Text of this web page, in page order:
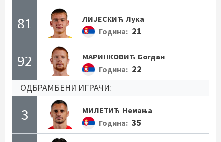
81 ЛИЈЕСКИЋ Лука
Година: 21
92 МАРИНКОВИЋ Богдан
Година: 22
ОДБРАМБЕНИ ИГРАЧИ:
3 МИЛЕТИЋ Немања
Година: 35